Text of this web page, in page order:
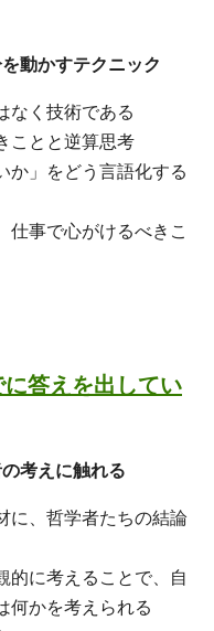
動かすテクニック
なく技術である
ことと逆算思考
か」をどう言語化する
仕事で心がけるべきこ
答えを出してい
考えに触れる
に、哲学者たちの結論
的に考えることで、自
何かを考えられる